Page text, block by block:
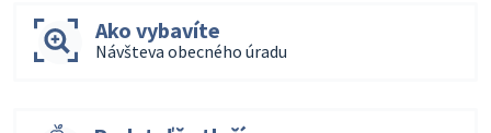
Ako vybavíte
Návšteva obecného úradu